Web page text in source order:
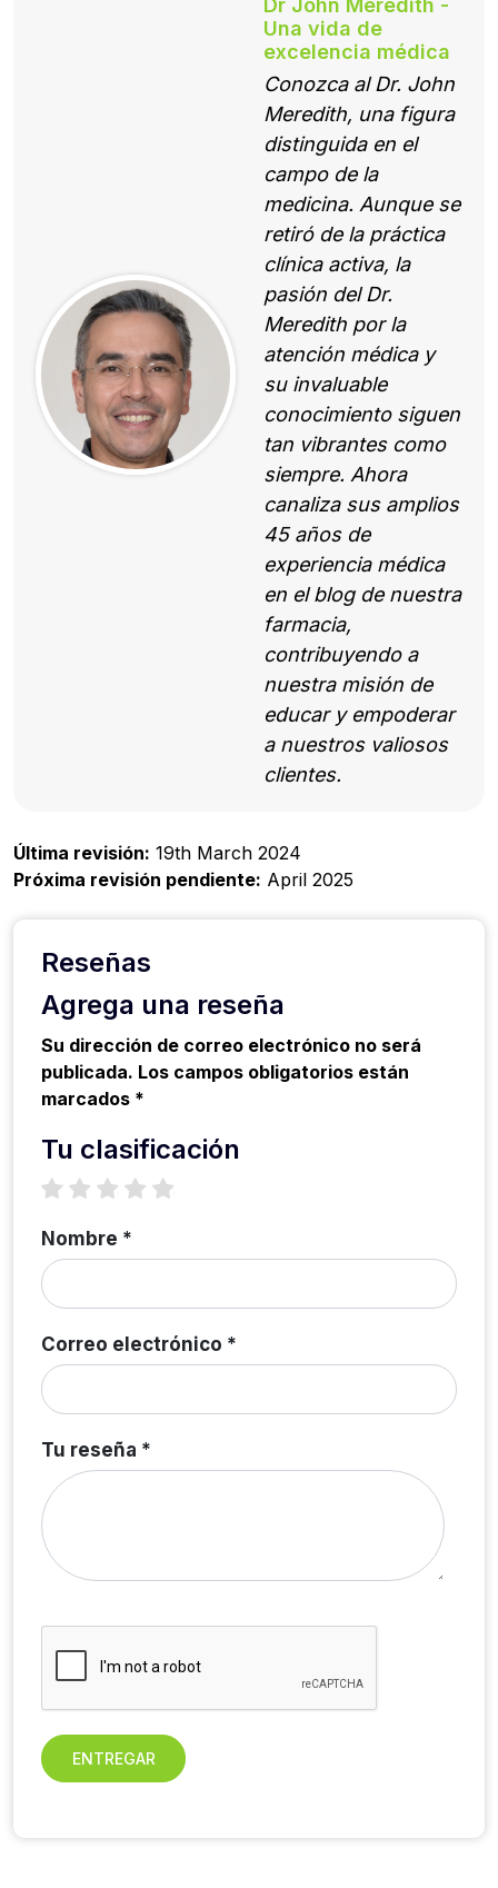
Dr John Meredith -
Una vida de
excelencia médica
Conozca al Dr. John
Meredith, una figura
distinguida en el
campo de la
medicina. Aunque se
retiró de la práctica
clínica activa, la
pasión del Dr.
Meredith por la
atención médica y
su invaluable
conocimiento siguen
tan vibrantes como
siempre. Ahora
canaliza sus amplios
45 años de
experiencia médica
en el blog de nuestra
farmacia,
contribuyendo a
nuestra misión de
educar y empoderar
a nuestros valiosos
clientes.
Última revisión: 19th March 2024
Próxima revisión pendiente: April 2025
Reseñas
Agrega una reseña
Su dirección de correo electrónico no será
publicada. Los campos obligatorios están
marcados *
Tu clasificación
4 stars
3 stars
2 stars
1 star
Nombre *
Correo electrónico *
Tu reseña *
ENTREGAR